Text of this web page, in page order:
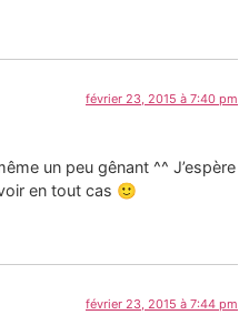
février 23, 2015 à 7:40 pm
un peu gênant ^^ J’espère
en tout cas 🙂
février 23, 2015 à 7:44 pm